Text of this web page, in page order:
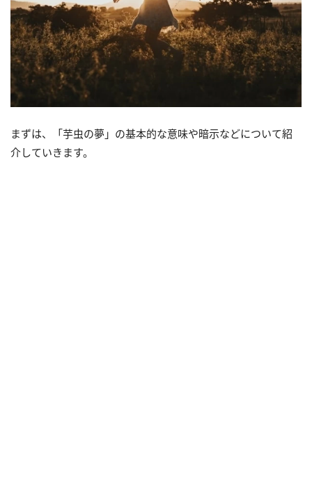
まずは、「芋虫の夢」の基本的な意味や暗示などについて紹
介していきます。